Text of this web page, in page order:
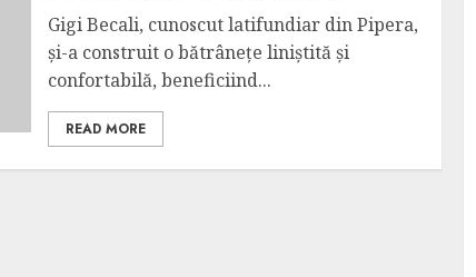
Gigi Becali, cunoscut latifundiar din Pipera,
și-a construit o bătrânețe liniștită și
confortabilă, beneficiind...
READ MORE